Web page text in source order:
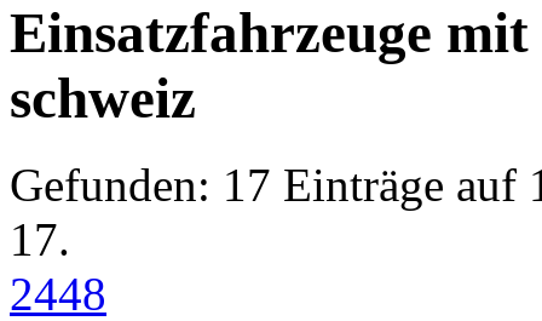
Einsatzfahrzeuge mit
schweiz
Gefunden: 17 Einträge auf
17.
2448